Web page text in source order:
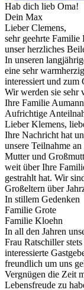
Hab dich lieb Oma!
Dein Max
Lieber Clemens,
sehr geehrte Familie
unser herzliches
In unseren
eine sehr
interessiert und zum
Wir werden sie sehr
Ihre Familie Aumann
Aufrichtige
Lieber Klemens,
Ihre Nachricht hat
unsere Teilnahme
Mutter und
weit über Ihre
gestrahlt hat. Wir
Großeltern über
In stillem Gedenken
Familie Grote
Familie Kloehn
In all den Jahren
Frau Ratschiller
interessierte
freundlich um uns
Vergnügen die Zeit
Lebensfreude zu